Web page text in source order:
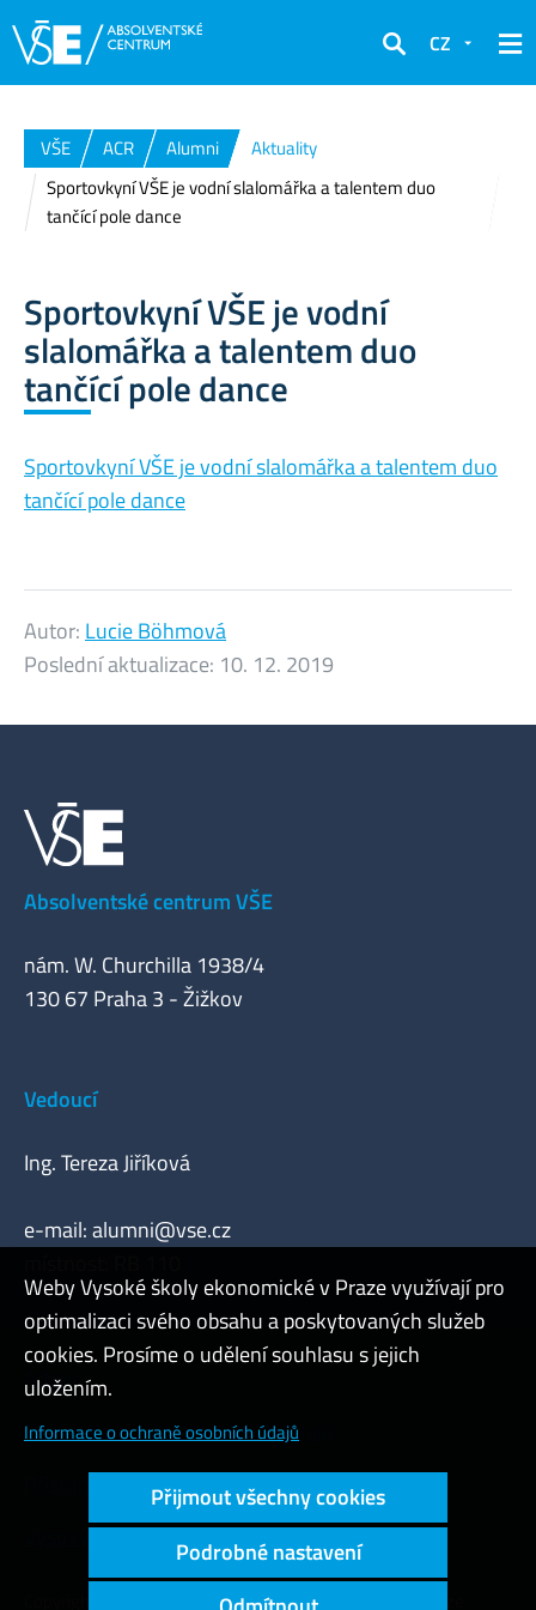
Hledat
CZ
VŠE ACR Alumni
Aktuality
Sportovkyní VŠE je vodní slalomářka a talentem duo
tančící pole dance
Sportovkyní VŠE je vodní
slalomářka a talentem duo
tančící pole dance
Sportovkyní VŠE je vodní slalomářka a talentem duo
tančící pole dance
Autor: Lucie Böhmová
Poslední aktualizace: 10. 12. 2019
Absolventské centrum VŠE
nám. W. Churchilla 1938/4
130 67 Praha 3 - Žižkov
Vedoucí
Ing. Tereza Jiříková
e-mail:alumni@vse.cz
Admin
Cookies a ochrana osobních údajů
Přístupnost webu
Vysoký kontrast
Copyright © 2000 - 2026 Vysoká škola ekonomická v Praze
Weby Vysoké školy ekonomické v Praze využívají pro
optimalizaci svého obsahu a poskytovaných služeb
cookies. Prosíme o udělení souhlasu s jejich
uložením.
Informace o ochraně osobních údajů
Přijmout všechny cookies
Podrobné nastavení